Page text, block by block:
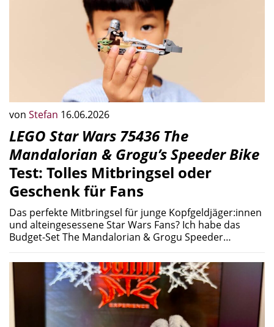
von Stefan 16.06.2026
LEGO Star Wars 75436 The
Mandalorian & Grogu’s Speeder Bike
Test: Tolles Mitbringsel oder
Geschenk für Fans
Das perfekte Mitbringsel für junge Kopfgeldjäger:innen
und alteingesessene Star Wars Fans? Ich habe das
Budget-Set The Mandalorian & Grogu Speeder…